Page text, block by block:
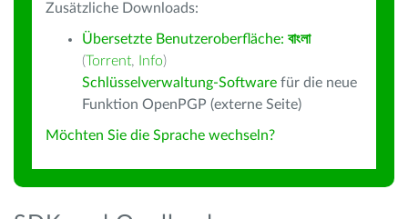
Zusätzliche Downloads:
Übersetzte Benutzeroberfläche: বাংলা
(Torrent, Info)
Schlüsselverwaltung-Software für die neue
Funktion OpenPGP (externe Seite)
Möchten Sie die Sprache wechseln?